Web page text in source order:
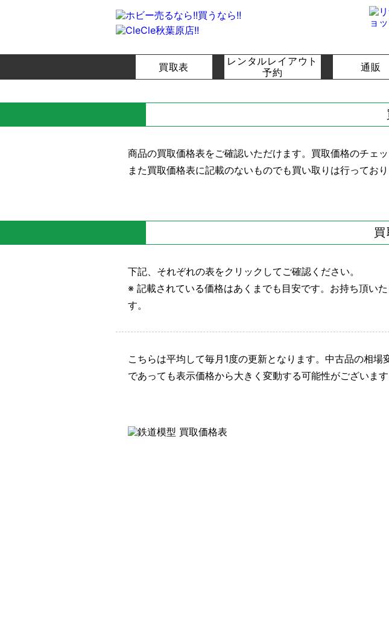
買取表
レンタルレイアウト
予約
通販
商品の買取価格表をご確認いただけます。買取価格のチェッ
また買取価格表に記載のないものでも買い取りは行ってお
下記、それぞれの表をクリックしてご確認ください。
※ 記載されている価格はあくまでも目安です。お持ち頂い
す。
こちらは平均して毎月1度の更新となります。中古品の相
であっても表示価格から大きく変動する可能性がございま